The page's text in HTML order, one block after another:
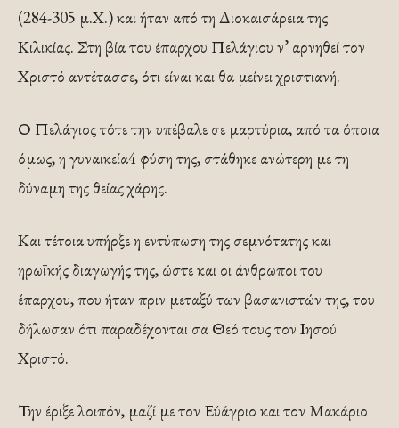
(284-305 μ.Χ.) και ήταν από τη Διοκαισάρεια της
Κιλικίας. Στη βία του έπαρχου Πελάγιου ν’ αρνηθεί τον
Χριστό αντέτασσε, ότι είναι και θα μείνει χριστιανή.
Ο Πελάγιος τότε την υπέβαλε σε μαρτύρια, από τα όποια
όμως, η γυναικεία4 φύση της, στάθηκε ανώτερη με τη
δύναμη της θείας χάρης.
Και τέτοια υπήρξε η εντύπωση της σεμνότατης και
ηρωϊκής διαγωγής της, ώστε και οι άνθρωποι του
έπαρχου, που ήταν πριν μεταξύ των βασανιστών της, του
δήλωσαν ότι παραδέχονται σα Θεό τους τον Ιησού
Χριστό.
Την έριξε λοιπόν, μαζί με τον Εύάγριο και τον Μακάριο